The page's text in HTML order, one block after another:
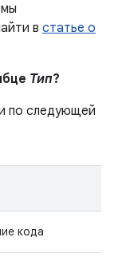
в статье о
Тип?
по следующей
кода